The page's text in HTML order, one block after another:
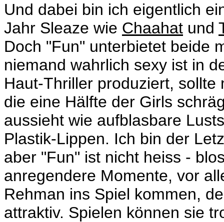
Und dabei bin ich eigentlich
Jahr Sleaze wie Chaahat und
Doch "Fun" unterbietet beide
niemand wahrlich sexy ist in
Haut-Thriller produziert,
die eine Hälfte der Girls
aussieht wie aufblasbare
Plastik-Lippen. Ich bin der
aber "Fun" ist nicht heiss -
anregendere Momente, vor
Rehman ins Spiel kommen,
attraktiv. Spielen können sie